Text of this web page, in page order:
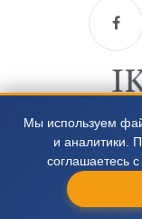
Цены
Мы используем
и аналитики.
соглашаетесь с